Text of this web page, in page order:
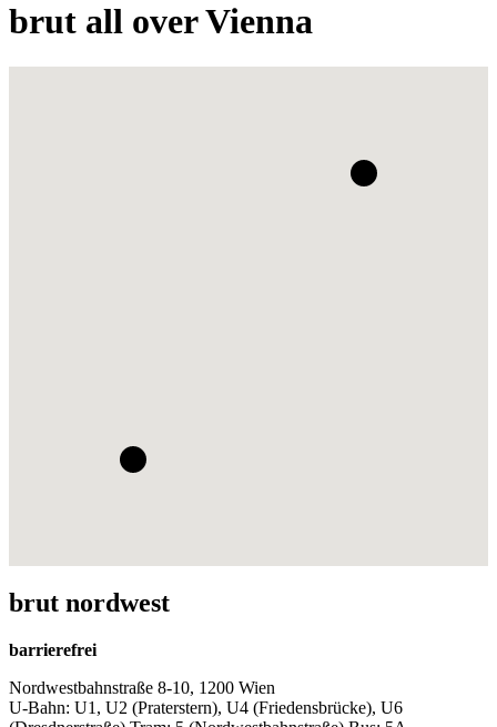
brut all over Vienna
brut nordwest
barrierefrei
Nordwestbahnstraße 8-10, 1200 Wien
U-Bahn: U1, U2 (Praterstern), U4 (Friedensbrücke), U6